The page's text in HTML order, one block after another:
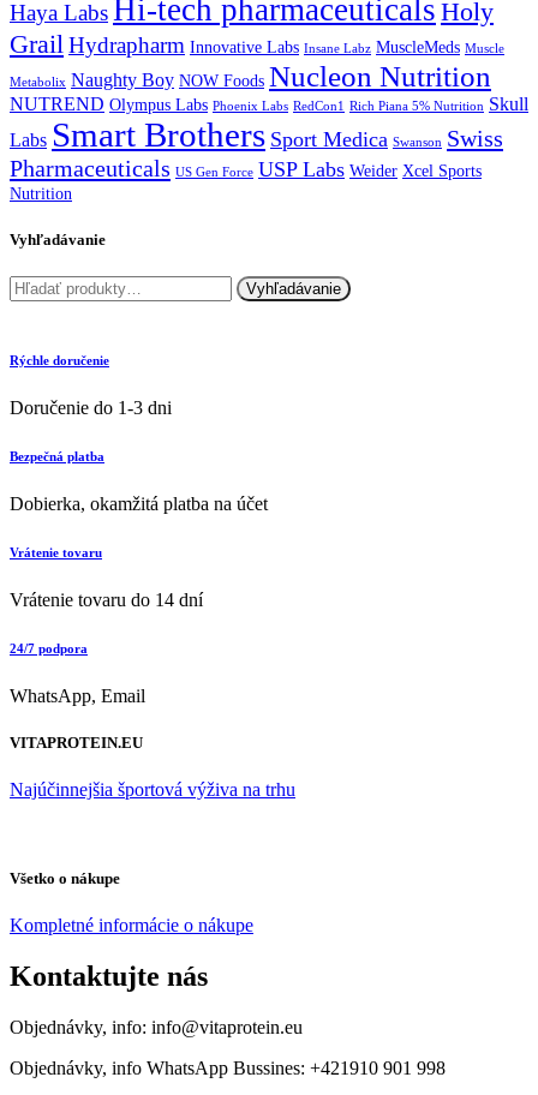
Haya LabsHi-tech pharmaceuticals Holy
Grail Hydrapharm Innovative Labs Insane Labz MuscleMeds Muscle
Metabolix Naughty Boy NOW Foods Nucleon Nutrition
NUTREND Olympus Labs Phoenix Labs RedCon1 Rich Piana 5% Nutrition Skull
Labs Smart Brothers Sport Medica Swanson Swiss
Pharmaceuticals US Gen Force USP Labs Weider Xcel Sports
Nutrition
Vyhľadávanie
Hľadať: Vyhľadávanie
Rýchle doručenie
Doručenie do 1-3 dni
Bezpečná platba
Dobierka, okamžitá platba na účet
Vrátenie tovaru
Vrátenie tovaru do 14 dní
24/7 podpora
WhatsApp, Email
VITAPROTEIN.EU
Najúčinnejšia športová výživa na trhu
Všetko o nákupe
Kompletné informácie o nákupe
Kontaktujte nás
Objednávky, info: info@vitaprotein.eu
Objednávky, info WhatsApp Bussines: +421910 901 998